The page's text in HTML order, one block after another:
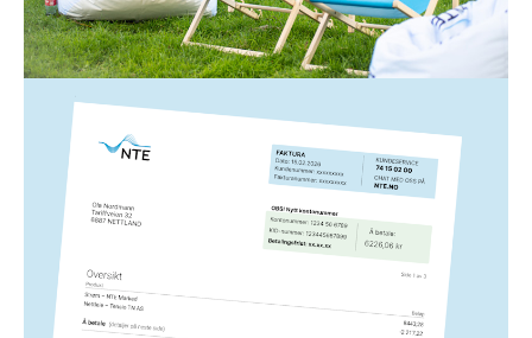
fra oss til deg!
Les mer
Strøm
Slik leser du NTEs strømfaktura
Hvis du lurer på noe som har med strømfakturaen fra
NTE å gjøre, har vi laget en forklaring på de ulike
elementene her.
Les mer